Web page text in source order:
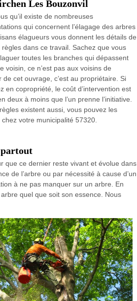
Les Bouzonvil
qu’il existe de nombreuses
qui concernent l’élagage des arbres
élagueurs vous donnent les détails de
règles dans ce travail. Sachez que vous
toutes les branches qui dépassent
voisin, ce n’est pas aux voisins de
de cet ouvrage, c’est au propriétaire. Si
en copropriété, le coût d’intervention est
deux à moins que l’un prenne l’initiative.
existent aussi, vous pouvez les
votre municipalité 57320.
partout
que ce dernier reste vivant et évolue dans
de l’arbre ou par nécessité à cause d’un
à ne pas manquer sur un arbre. En
quel que soit son essence. Nous